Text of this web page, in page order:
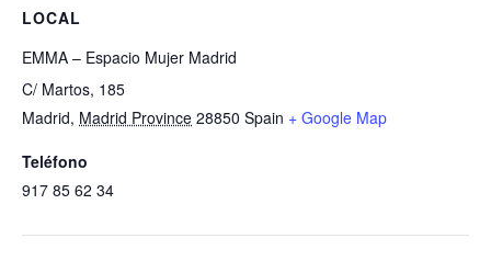
LOCAL
EMMA – Espacio Mujer Madrid
C/ Martos, 185
Madrid, Madrid Province 28850 Spain + Google Map
Teléfono
917 85 62 34